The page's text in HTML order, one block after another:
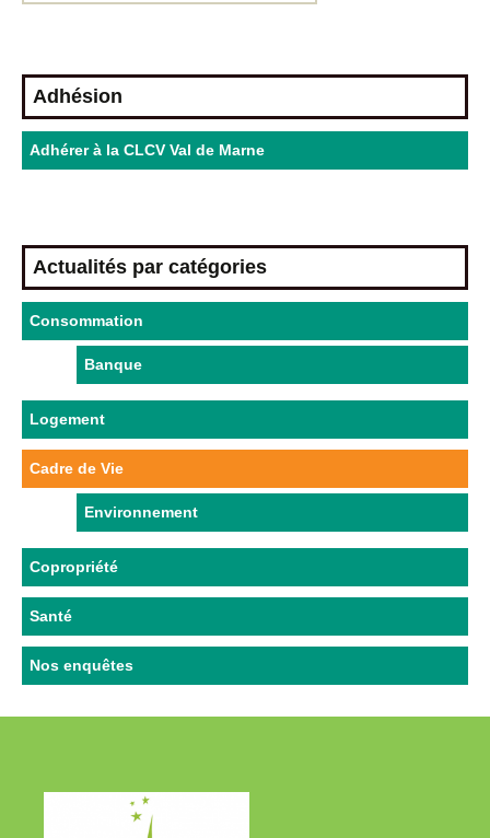
Adhésion
Adhérer à la CLCV Val de Marne
Actualités par catégories
Consommation
Banque
Logement
Cadre de Vie
Environnement
Copropriété
Santé
Nos enquêtes